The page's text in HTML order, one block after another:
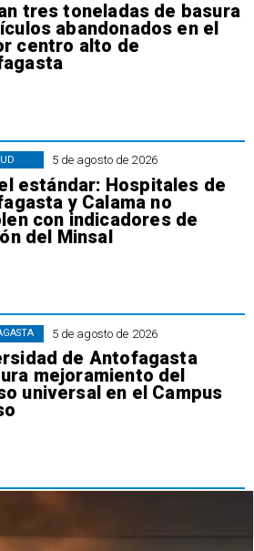
tres toneladas de basura
abandonados en el
centro alto de
5 de agosto de 2026
estándar: Hospitales de
y Calama no
con indicadores de
del Minsal
5 de agosto de 2026
de Antofagasta
mejoramiento del
universal en el Campus